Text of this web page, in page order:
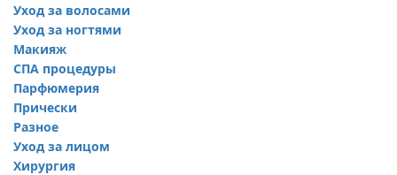
Уход за волосами
Уход за ногтями
Макияж
СПА процедуры
Парфюмерия
Прически
Разное
Уход за лицом
Хирургия